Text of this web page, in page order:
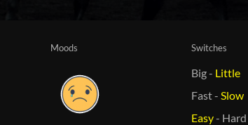
Moods Switches
Big- Little
Fast-Slow
Easy- Hard